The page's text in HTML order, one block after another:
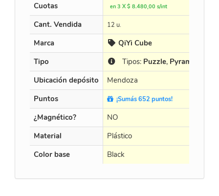
Cuotas
en 3 X $ 8.480,00 s/int
Cant. Vendida 12 u.
Marca
QiYi Cube
Tipo
Tipos: Puzzle, Pyramide
Ubicación depósito
Mendoza
Puntos
¡Sumás 652 puntos!
¿Magnético?
NO
Material
Plástico
Color base
Black